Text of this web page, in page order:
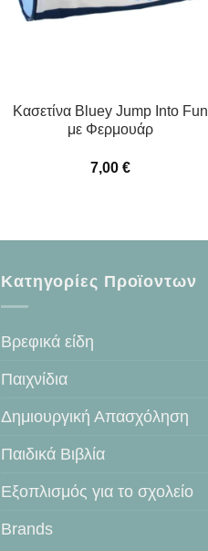
Κασετίνα Bluey Jump Into Fun
με Φερμουάρ
7,00 €
Κατηγορίες Προϊοντων
Βρεφικά είδη
Παιχνίδια
Δημιουργική Απασχόληση
Παιδικά Βιβλία
Εξοπλισμός για το σχολείο
Brands